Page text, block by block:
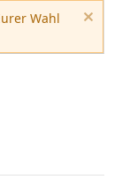
Wahl